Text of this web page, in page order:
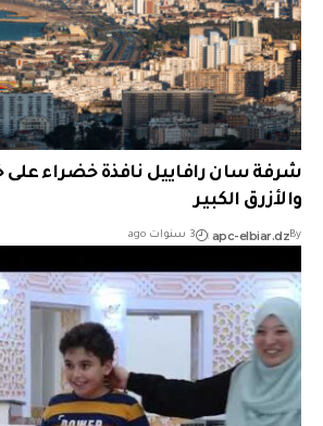
شرفة سان رافاييل نافذة خضراء على
والأزرق الكبير
By
apc-elbiar.dz 3 سنوات ago